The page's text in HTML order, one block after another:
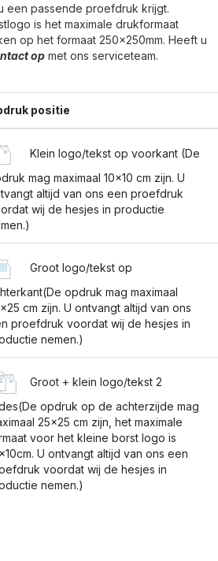
een passende proefdruk krijgt.
is het maximale drukformaat
op het formaat 250x250mm. Heeft u
op met ons serviceteam.
positie
Klein logo/tekst op voorkant (De
mag maximaal 10x10 cm zijn. U
altijd van ons een proefdruk
wij de hesjes in productie
Groot logo/tekst op
opdruk mag maximaal
cm zijn. U ontvangt altijd van ons
proefdruk voordat wij de hesjes in
nemen.)
Groot + klein logo/tekst 2
opdruk op de achterzijde mag
25x25 cm zijn, het maximale
voor het kleine borst logo is
U ontvangt altijd van ons een
voordat wij de hesjes in
nemen.)